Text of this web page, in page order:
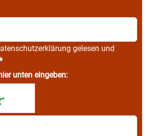
gelesen und
unten eingeben: